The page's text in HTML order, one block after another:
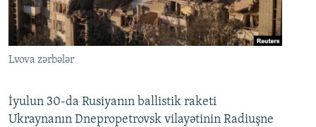
Lvova zərbələr
İyulun 30-da Rusiyanın ballistik raketi
Ukraynanın Dnepropetrovsk vilayətinin Radiuşne